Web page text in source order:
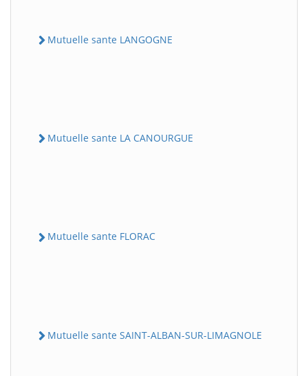
Mutuelle sante LANGOGNE
Mutuelle sante LA CANOURGUE
Mutuelle sante FLORAC
Mutuelle sante SAINT-ALBAN-SUR-LIMAGNOLE